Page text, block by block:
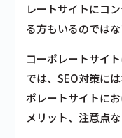
レートサイトにコ
る方もいるのではな
コーポレートサイ
では、SEO対策に
ポレートサイトに
メリット、注意点